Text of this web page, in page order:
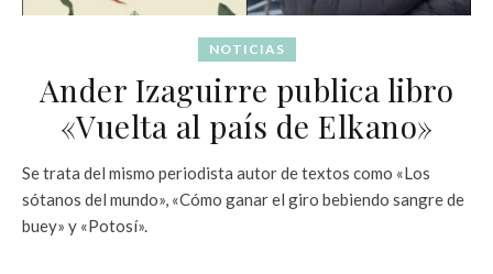
NOTICIAS
Ander Izaguirre publica libro
«Vuelta al país de Elkano»
Se trata del mismo periodista autor de textos como «Los
sótanos del mundo», «Cómo ganar el giro bebiendo sangre de
buey» y «Potosí».